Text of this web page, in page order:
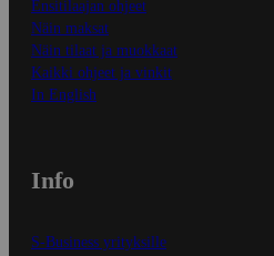
Ensitilaajan ohjeet
Näin maksat
Näin tilaat ja muokkaat
Kaikki ohjeet ja vinkit
In English
Info
S-Business yrityksille